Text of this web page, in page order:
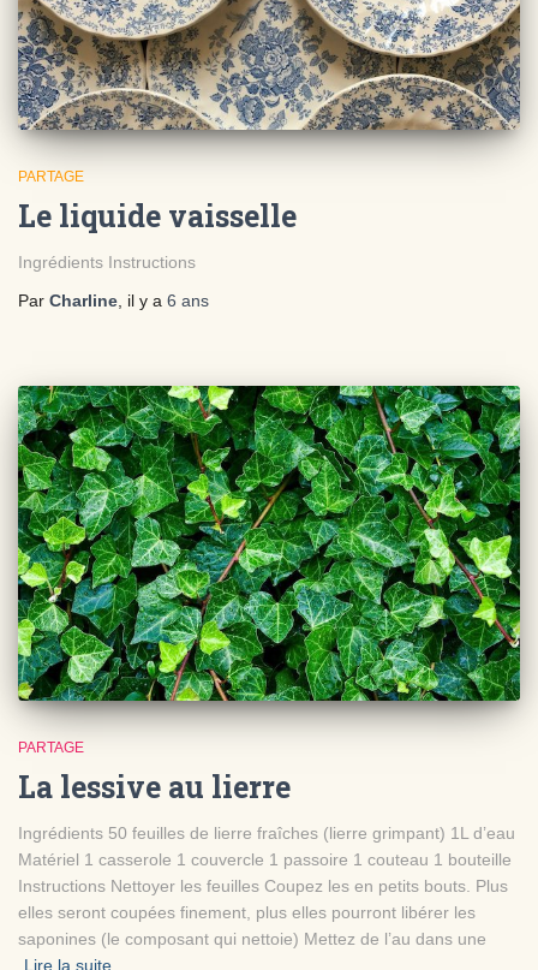
PARTAGE
Le liquide vaisselle
Ingrédients Instructions
Par Charline , il y a 6 ans
PARTAGE
La lessive au lierre
Ingrédients 50 feuilles de lierre fraîches (lierre grimpant) 1L d’eau
Matériel 1 casserole 1 couvercle 1 passoire 1 couteau 1 bouteille
Instructions Nettoyer les feuilles Coupez les en petits bouts. Plus
elles seront coupées finement, plus elles pourront libérer les
saponines (le composant qui nettoie) Mettez de l’au dans une
Lire la suite